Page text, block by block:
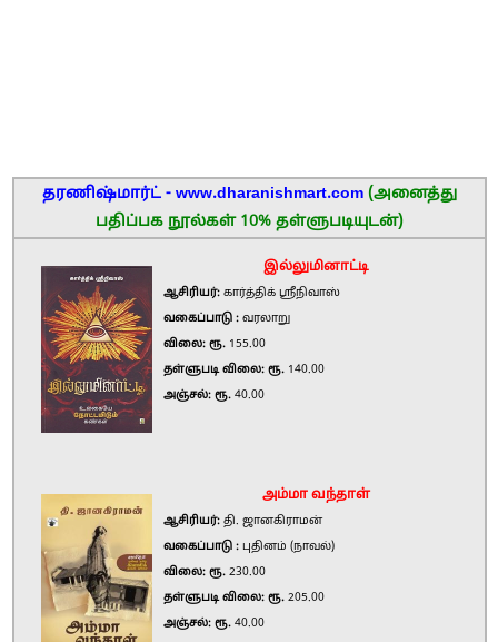
தரணிஷ்மார்ட் - www.dharanishmart.com (அனைத்து
பதிப்பக நூல்கள் 10% தள்ளுபடியுடன்)
இல்லுமினாட்டி
ஆசிரியர்: கார்த்திக் ஸ்ரீநிவாஸ்
வகைப்பாடு : வரலாறு
விலை: ரூ. 155.00
தள்ளுபடி விலை: ரூ. 140.00
அஞ்சல்: ரூ. 40.00
அம்மா வந்தாள்
ஆசிரியர்: தி. ஜானகிராமன்
வகைப்பாடு : புதினம் (நாவல்)
விலை: ரூ. 230.00
தள்ளுபடி விலை: ரூ. 205.00
அஞ்சல்: ரூ. 40.00